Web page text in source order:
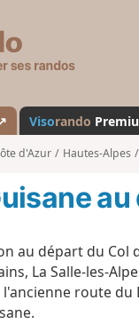
s
a
n
d
Visorando
d'Azur Hautes-Alpes
au départ du
La Salle-les-
route